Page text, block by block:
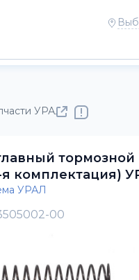
УРАЛТормозная
тормозной
комплектация)
УРАЛ
00